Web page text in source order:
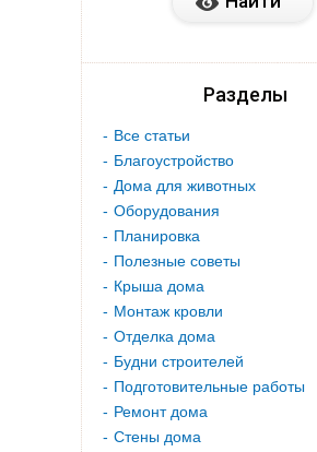
Разделы
Все статьи
Благоустройство
Дома для животных
Оборудования
Планировка
Полезные советы
Крыша дома
Монтаж кровли
Отделка дома
Будни строителей
Подготовительные работы
Ремонт дома
Стены дома